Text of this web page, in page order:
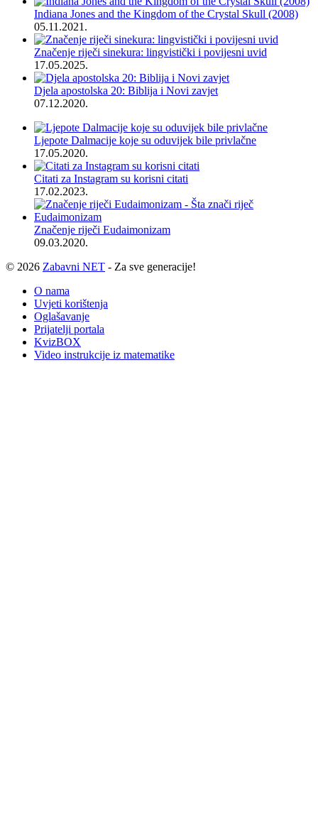
Indiana Jones and the Kingdom of the Crystal Skull (2008)
05.11.2021.
Značenje riječi sinekura: lingvistički i povijesni uvid
17.05.2025.
Djela apostolska 20: Biblija i Novi zavjet
07.12.2020.
Ljepote Dalmacije koje su oduvijek bile privlačne
17.05.2020.
Citati za Instagram su korisni citati
17.02.2023.
Značenje riječi Eudaimonizam
09.03.2020.
© 2026 Zabavni NET - Za sve generacije!
O nama
Uvjeti korištenja
Oglašavanje
Prijatelji portala
KvizBOX
Video instrukcije iz matematike